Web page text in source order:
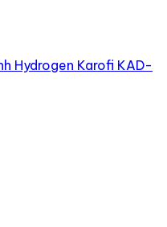
Hydrogen Karofi KAD-